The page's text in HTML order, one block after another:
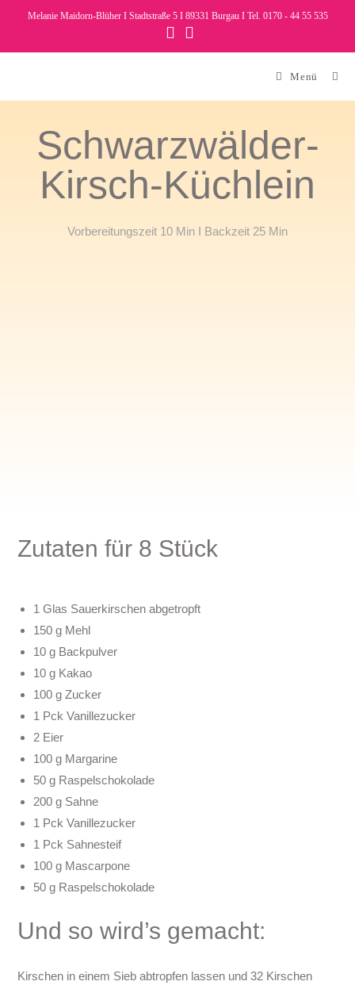
Melanie Maidorn-Blüher I Stadtstraße 5 I 89331 Burgau I Tel. 0170 - 44 55 535
Menü
Schwarzwälder-
Kirsch-Küchlein
Vorbereitungszeit 10 Min I Backzeit 25 Min
Zutaten für 8 Stück
1 Glas Sauerkirschen abgetropft
150 g Mehl
10 g Backpulver
10 g Kakao
100 g Zucker
1 Pck Vanillezucker
2 Eier
100 g Margarine
50 g Raspelschokolade
200 g Sahne
1 Pck Vanillezucker
1 Pck Sahnesteif
100 g Mascarpone
50 g Raspelschokolade
Und so wird’s gemacht:
Kirschen in einem Sieb abtropfen lassen und 32 Kirschen